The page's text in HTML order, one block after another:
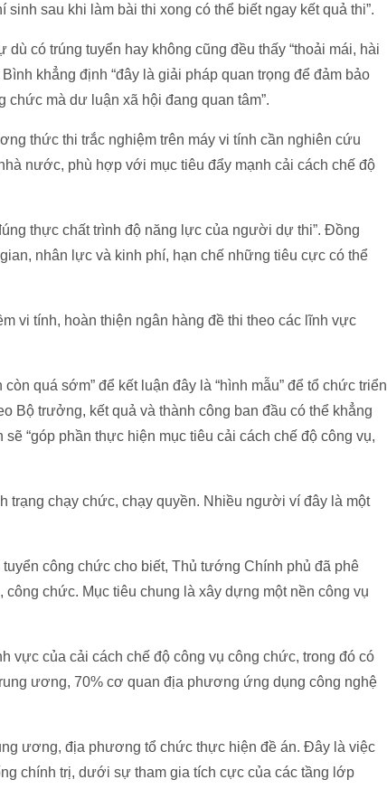
sau khi làm bài thi xong có thể biết ngay kết quả thi”.
có trúng tuyển hay không cũng đều thấy “thoải mái, hài
khẳng định “đây là giải pháp quan trọng để đảm bảo
chức mà dư luận xã hội đang quan tâm”.
thức thi trắc nghiệm trên máy vi tính cần nghiên cứu
nước, phù hợp với mục tiêu đẩy mạnh cải cách chế độ
thực chất trình độ năng lực của người dự thi”. Đồng
nhân lực và kinh phí, hạn chế những tiêu cực có thể
vi tính, hoàn thiện ngân hàng đề thi theo các lĩnh vực
quá sớm” để kết luận đây là “hình mẫu” để tổ chức triển
Bộ trưởng, kết quả và thành công ban đầu có thể khẳng
“góp phần thực hiện mục tiêu cải cách chế độ công vụ,
trạng chạy chức, chạy quyền. Nhiều người ví đây là một
công chức cho biết, Thủ tướng Chính phủ đã phê
chức. Mục tiêu chung là xây dựng một nền công vụ
vực của cải cách chế độ công vụ công chức, trong đó có
ương, 70% cơ quan địa phương ứng dụng công nghệ
ương, địa phương tổ chức thực hiện đề án. Đây là việc
chính trị, dưới sự tham gia tích cực của các tầng lớp